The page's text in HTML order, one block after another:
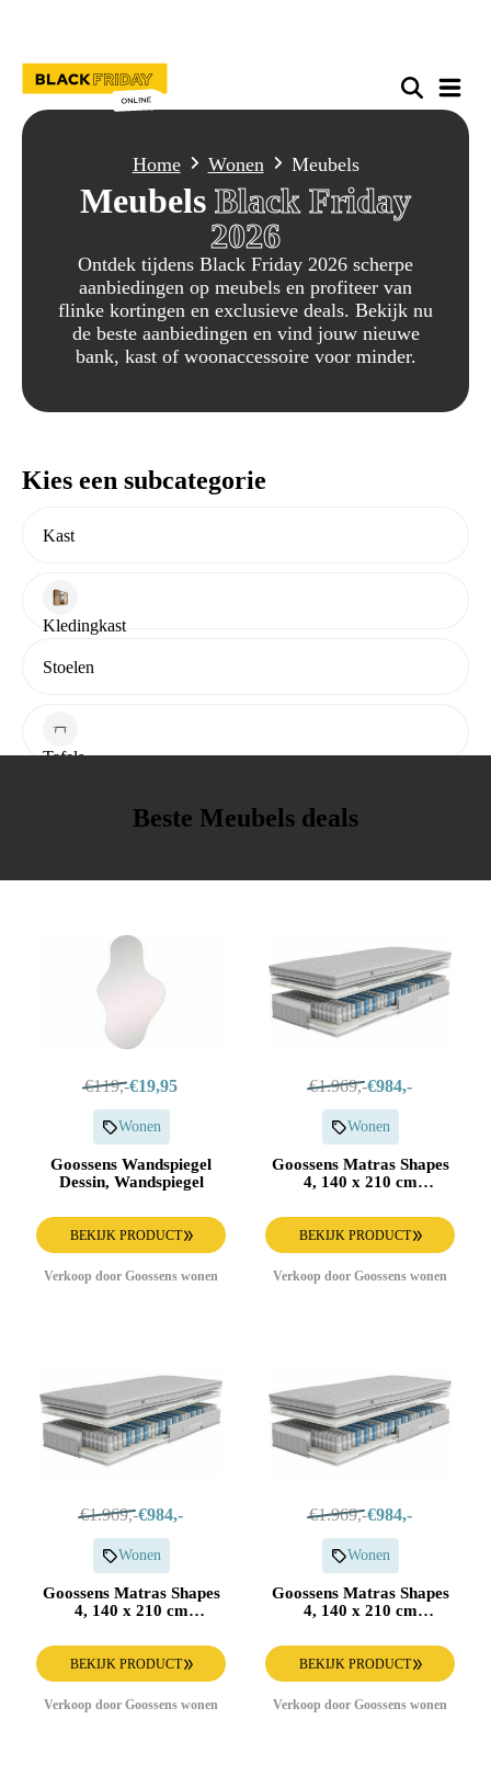
Home Wonen Meubels
Meubels Black Friday
2026
Ontdek tijdens Black Friday 2026 scherpe
aanbiedingen op meubels en profiteer van
flinke kortingen en exclusieve deals. Bekijk nu
de beste aanbiedingen en vind jouw nieuwe
bank, kast of woonaccessoire voor minder.
Kies een subcategorie
Kast
Kledingkast
Stoelen
Tafels
Beste Meubels deals
€119,-€19,95
Wonen
Goossens Wandspiegel
Dessin, Wandspiegel
BEKIJK PRODUCT
Verkoop door Goossens wonen
€1.969,-€984,-
Wonen
Goossens Matras Shapes
4, 140 x 210 cm
BEKIJK PRODUCT
Verkoop door Goossens wonen
€1.969,-€984,-
Wonen
Goossens Matras Shapes
4, 140 x 210 cm
BEKIJK PRODUCT
Verkoop door Goossens wonen
€1.969,-€984,-
Wonen
Goossens Matras Shapes
4, 140 x 210 cm
BEKIJK PRODUCT
Verkoop door Goossens wonen